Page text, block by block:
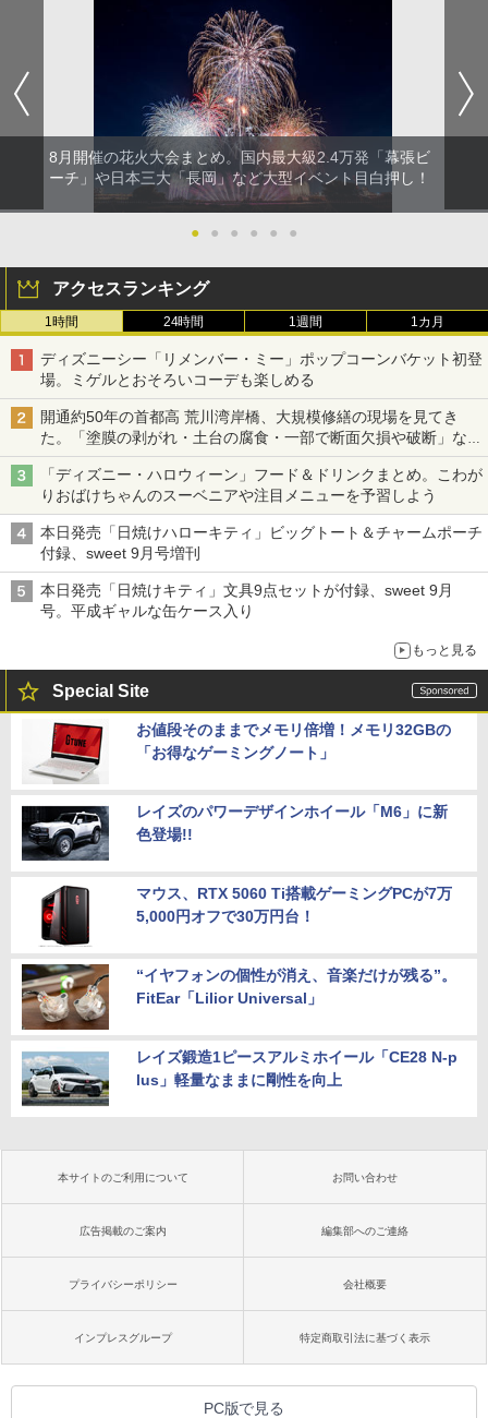
8月開催の花火大会まとめ。国内最大級2.4万発「幕張ビ
ーチ」や日本三大「長岡」など大型イベント目白押し！
● ● ● ● ● ●
アクセスランキング
1時間 24時間 1週間 1カ月
ディズニーシー「リメンバー・ミー」ポップコーンバケット初登
場。ミゲルとおそろいコーデも楽しめる
開通約50年の首都高 荒川湾岸橋、大規模修繕の現場を見てき
た。「塗膜の剥がれ・土台の腐食・一部で断面欠損や破断」など
深刻な損傷、どう直す？
「ディズニー・ハロウィーン」フード＆ドリンクまとめ。こわが
りおばけちゃんのスーベニアや注目メニューを予習しよう
本日発売「日焼けハローキティ」ビッグトート＆チャームポーチ
付録、sweet 9月号増刊
本日発売「日焼けキティ」文具9点セットが付録、sweet 9月
号。平成ギャルな缶ケース入り
もっと見る
Special Site
お値段そのままでメモリ倍増！メモリ32GBの
「お得なゲーミングノート」
レイズのパワーデザインホイール「M6」に新
色登場!!
マウス、RTX 5060 Ti搭載ゲーミングPCが7万
5,000円オフで30万円台！
“イヤフォンの個性が消え、音楽だけが残る”。
FitEar「Lilior Universal」
レイズ鍛造1ピースアルミホイール「CE28 N-p
lus」軽量なままに剛性を向上
本サイトのご利用について お問い合わせ
広告掲載のご案内 編集部へのご連絡
プライバシーポリシー 会社概要
インプレスグループ 特定商取引法に基づく表示
PC版で見る